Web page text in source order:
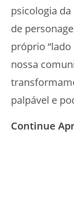
psicologia
de
próprio
nossa
palpável e
Continue